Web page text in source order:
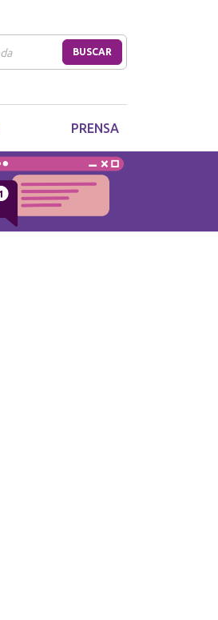
BUSCAR
PRENSA